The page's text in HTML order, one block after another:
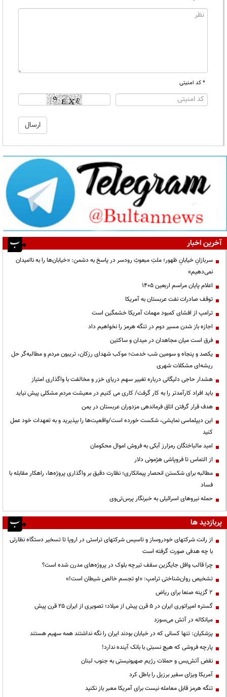
* کد امنیتی
آخرین اخبار
سربازانِ خیابانِ ظهور؛ ملتِ مبعوثِ رودسر در پاسخ به دشمن: «خیابان‌ها را به ناامیدان
نمی‌دهیم»
اعلام پایان مراسم اربعین ۱۴۰۵
توقف صادرات نفت عربستان به آمریکا
ترامپ از افشای کمبود مهمات آمریکا خشمگین است
اجازه باز شدن مسیر دوم در تنگه هرمز را نخواهیم داد
فرق است میان مجاهدان در میدان و ساکتین
یکصد و پنجاه و سومین شب خدمت؛ موکب شهدای رزکان، تریبون مردم و مطالبه‌گر حل
ریشه‌ای مشکلات شهری
هشدار حاجی دلیگانی درباره تغییر سهم دریای خزر و مخالفت با واگذاری امتیاز
باید افراد کارآمدتر را به کار گرفت/ کاری می کنیم در معیشت مردم مشکلی پیش نیاید
هدف قرار گرفتن اتاق‌ فرماندهی مزدوران عربستان در یمن
این دیپلماسی نمایشی، شکست خورده است/واقعیت‌ها را بپذیرید و به تعهدات خود عمل
کنید
امید مالباختگان رمزارز آبکی به فروش اموال محکومان
از التماس تا فروپاشی هژمونی دلار
مطالبه برای شکستن انحصار پیمانکاری؛ نظارت دقیق بر واگذاری پروژه‌ها، راهکار مقابله با
فساد
حمله نیروهای اسرائیلی به خبرنگار پرس‌تی‌وی
پربازدید ها
از رانت‌ شرکتهای خودروساز و تاسیس شرکتهای تراستی در اروپا تا تسخیر دستگاه نظارتی
با چه هدفی صورت گرفته است
چرا قالب وافل جایگزین سقف تیرچه بلوک در پروژه‌های مدرن شده است؟
تشخیص روان‌شناختی ترامپ: «او تجسم خالص شیطان است!»
۲ گزینه صنعا برای ریاض
گستره امپراتوری ایران در ۵ قرن پیش از میلاد؛ تصویری از ایران ۲۵ قرن پیش
میانکاله در آتش می‌سوزد
پزشکیان: تنها کسانی که در خیابان بودند ایران را نگه نداشتند همه سهیم هستند
پارچه فروشی که هیچ نسبتی با بانک آینده ندارد!
نقض آتش‌بس و حملات رژیم صهیونیستی به جنوب لبنان
آمریکا ویزای سفیر برزیل را باطل کرد
تنگه هرمز قابل معامله نیست برای آمریکا معبر باز نکنید